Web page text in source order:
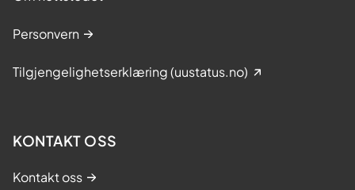
Personvern
Tilgjengelighetserklæring (uustatus.no)
KONTAKT OSS
Kontakt oss